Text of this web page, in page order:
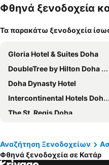
Φθηνά ξενοδοχεία
Τα παρακάτω ξενοδοχεία
Gloria Hotel & Suites Doha
DoubleTree by Hilton Doha Old Town
Doha Dynasty Hotel
Intercontinental Hotels Doha Beach & Spa By Ihg
The St. Regis Doha
Premier Inn Doha Airport
Souq Waqif Boutique Hotels by Tivoli
Αναζήτηση Ξενοδοχείων
Φθηνά ξενοδοχεία σε Κατάρ